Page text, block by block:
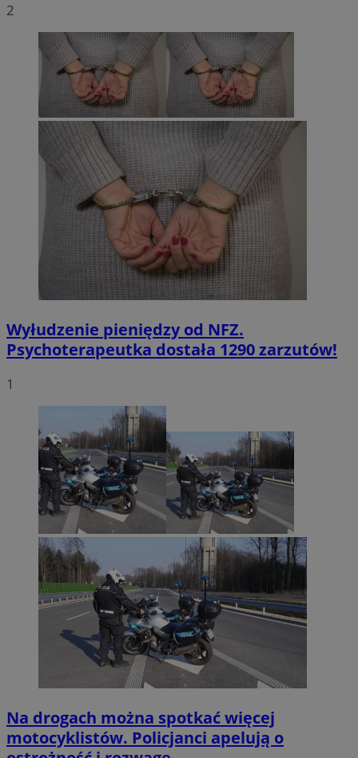
2
Wyłudzenie pieniędzy od NFZ.
Psychoterapeutka dostała 1290 zarzutów!
1
Na drogach można spotkać więcej
motocyklistów. Policjanci apelują o